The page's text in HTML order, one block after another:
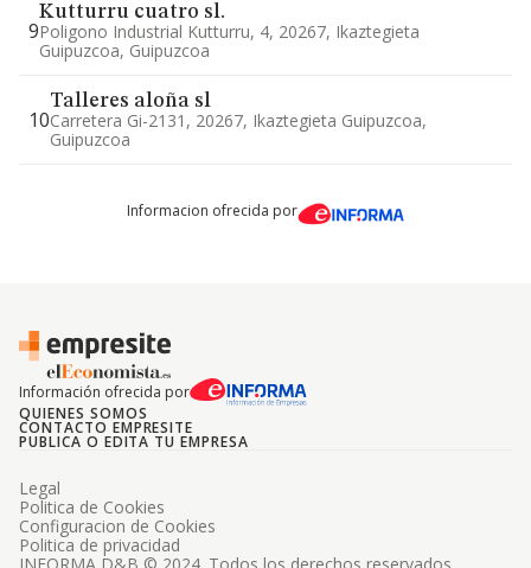
9
Kutturru cuatro sl.
Poligono Industrial Kutturru, 4, 20267, Ikaztegieta
Guipuzcoa, Guipuzcoa
10
Talleres aloña sl
Carretera Gi-2131, 20267, Ikaztegieta Guipuzcoa,
Guipuzcoa
Informacion ofrecida por
Información ofrecida por
QUIENES SOMOS
CONTACTO EMPRESITE
PUBLICA O EDITA TU EMPRESA
Legal
Politica de Cookies
Configuracion de Cookies
Politica de privacidad